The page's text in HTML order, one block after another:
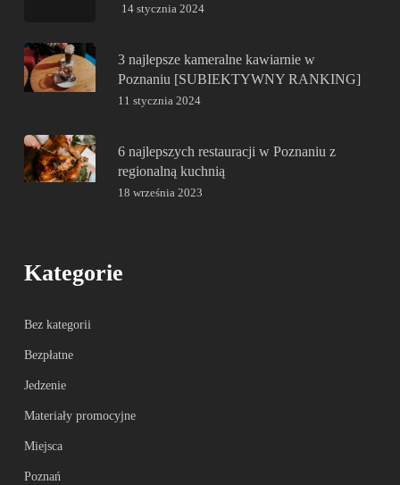
14 stycznia 2024
3 najlepsze kameralne kawiarnie w
Poznaniu [SUBIEKTYWNY RANKING]
11 stycznia 2024
6 najlepszych restauracji w Poznaniu z
regionalną kuchnią
18 września 2023
Kategorie
Bez kategorii
Bezpłatne
Jedzenie
Materiały promocyjne
Miejsca
Poznań